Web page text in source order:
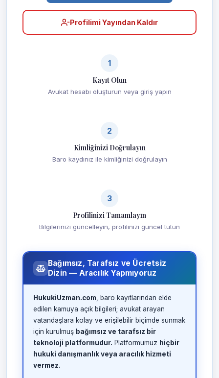
Profilimi Yayından Kaldır
1
Kayıt Olun
Avukat hesabı oluşturun veya giriş yapın
2
Kimliğinizi Doğrulayın
Baro kaydınız ile kimliğinizi doğrulayın
3
Profilinizi Tamamlayın
Bilgilerinizi güncelleyin, profilinizi güncel tutun
Bağımsız, Tarafsız ve Ücretsiz
Dizin — Aracılık Yapmıyoruz
HukukiUzman.com , baro kayıtlarından elde
edilen kamuya açık bilgileri; avukat arayan
vatandaşlara kolay ve erişilebilir biçimde sunmak
için kurulmuş bağımsız ve tarafsız bir
teknoloji platformudur. Platformumuz hiçbir
hukuki danışmanlık veya aracılık hizmeti
vermez.